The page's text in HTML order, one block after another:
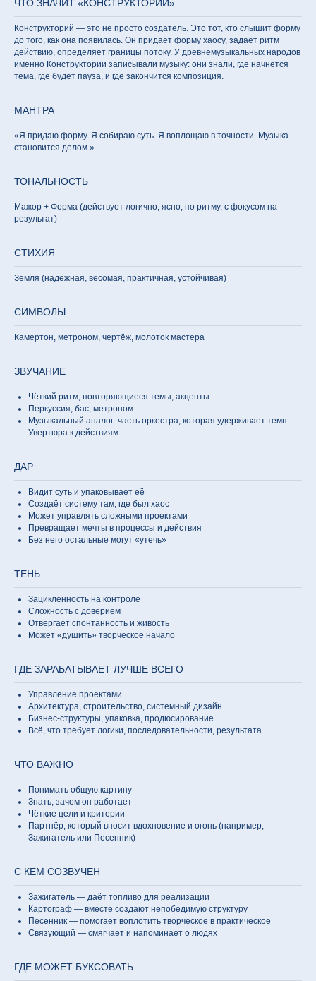
ЧТО ЗНАЧИТ «КОНСТРУКТОРИЙ»
Конструкторий — это не просто создатель. Это тот, кто слышит форму
до того, как она появилась. Он придаёт форму хаосу, задаёт ритм
действию, определяет границы потоку. У древнемузыкальных народов
именно Конструктории записывали музыку: они знали, где начнётся
тема, где будет пауза, и где закончится композиция.
МАНТРА
«Я придаю форму. Я собираю суть. Я воплощаю в точности. Музыка
становится делом.»
ТОНАЛЬНОСТЬ
Мажор + Форма (действует логично, ясно, по ритму, с фокусом на
результат)
СТИХИЯ
Земля (надёжная, весомая, практичная, устойчивая)
СИМВОЛЫ
Камертон, метроном, чертёж, молоток мастера
ЗВУЧАНИЕ
Чёткий ритм, повторяющиеся темы, акценты
Перкуссия, бас, метроном
Музыкальный аналог: часть оркестра, которая удерживает темп.
Увертюра к действиям.
ДАР
Видит суть и упаковывает её
Создаёт систему там, где был хаос
Может управлять сложными проектами
Превращает мечты в процессы и действия
Без него остальные могут «утечь»
ТЕНЬ
Зацикленность на контроле
Сложность с доверием
Отвергает спонтанность и живость
Может «душить» творческое начало
ГДЕ ЗАРАБАТЫВАЕТ ЛУЧШЕ ВСЕГО
Управление проектами
Архитектура, строительство, системный дизайн
Бизнес-структуры, упаковка, продюсирование
Всё, что требует логики, последовательности, результата
ЧТО ВАЖНО
Понимать общую картину
Знать, зачем он работает
Чёткие цели и критерии
Партнёр, который вносит вдохновение и огонь (например,
Зажигатель или Песенник)
С КЕМ СОЗВУЧЕН
Зажигатель — даёт топливо для реализации
Картограф — вместе создают непобедимую структуру
Песенник — помогает воплотить творческое в практическое
Связующий — смягчает и напоминает о людях
ГДЕ МОЖЕТ БУКСОВАТЬ